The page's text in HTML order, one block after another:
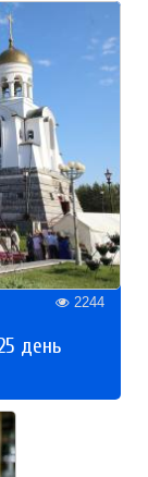
2244
день